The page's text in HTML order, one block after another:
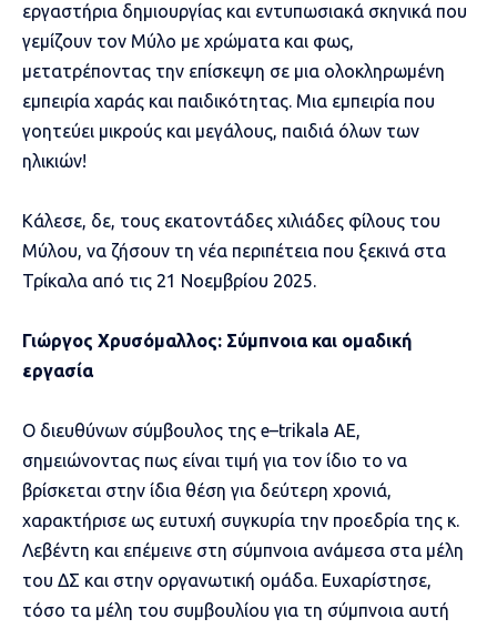
εργαστήρια δημιουργίας και εντυπωσιακά σκηνικά που
γεμίζουν τον Μύλο με χρώματα και φως,
μετατρέποντας την επίσκεψη σε μια ολοκληρωμένη
εμπειρία χαράς και παιδικότητας. Μια εμπειρία που
γοητεύει μικρούς και μεγάλους, παιδιά όλων των
ηλικιών!
Κάλεσε, δε, τους εκατοντάδες χιλιάδες φίλους του
Μύλου, να ζήσουν τη νέα περιπέτεια που ξεκινά στα
Τρίκαλα από τις 21 Νοεμβρίου 2025.
Γιώργος Χρυσόμαλλος: Σύμπνοια και ομαδική
εργασία
Ο διευθύνων σύμβουλος της e–trikala AE,
σημειώνοντας πως είναι τιμή για τον ίδιο το να
βρίσκεται στην ίδια θέση για δεύτερη χρονιά,
χαρακτήρισε ως ευτυχή συγκυρία την προεδρία της κ.
Λεβέντη και επέμεινε στη σύμπνοια ανάμεσα στα μέλη
του ΔΣ και στην οργανωτική ομάδα. Ευχαρίστησε,
τόσο τα μέλη του συμβουλίου για τη σύμπνοια αυτή